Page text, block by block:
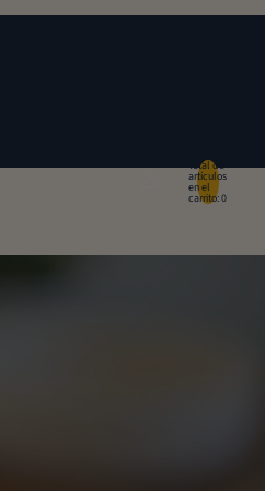
Total de
artículos
en el
carrito: 0